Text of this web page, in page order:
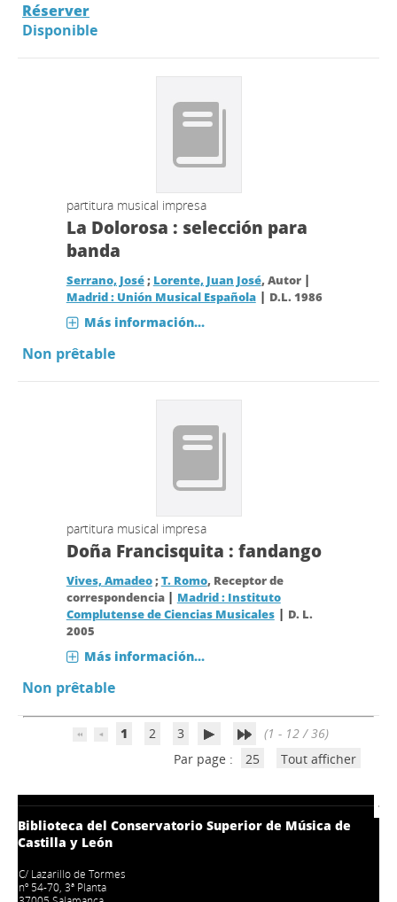
Réserver
Disponible
partitura musical impresa
La Dolorosa : selección para
banda
Serrano, José; Lorente, Juan José, Autor |
Madrid : Unión Musical Española| D.L. 1986
Más información...
Non prêtable
partitura musical impresa
Doña Francisquita : fandango
Vives, Amadeo;T. Romo, Receptor de
correspondencia | Madrid : Instituto
Complutense de Ciencias Musicales| D. L.
2005
Más información...
Non prêtable
1 2 3
(1 - 12 / 36)
Par page :
25 Tout afficher
Biblioteca del Conservatorio Superior de Música de
Castilla y León
C/ Lazarillo de Tormes
nº 54-70, 3ª Planta